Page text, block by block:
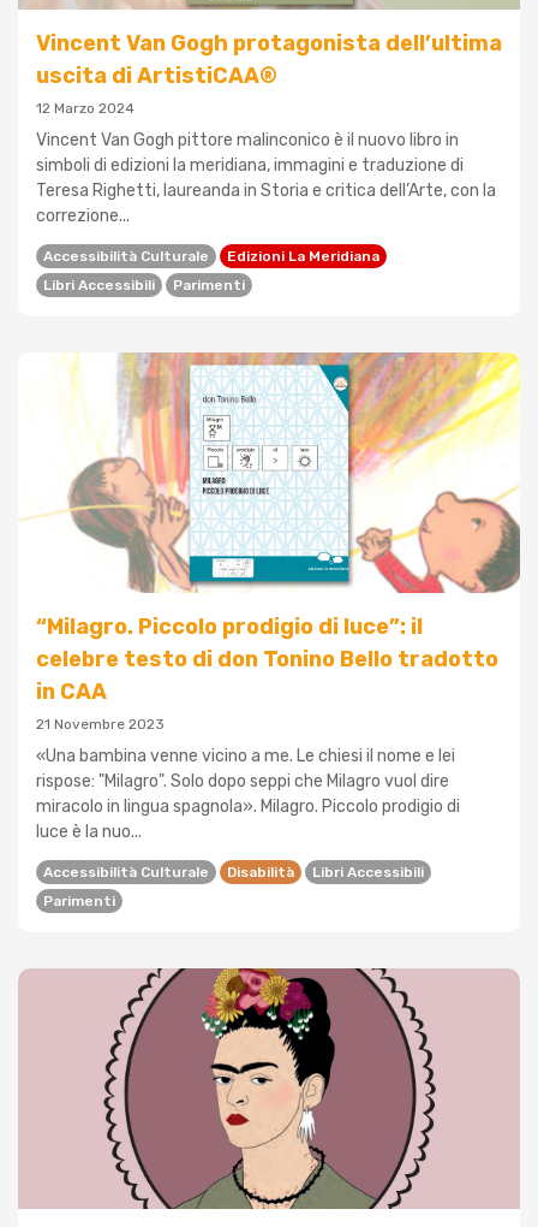
Vincent Van Gogh protagonista dell’ultima
uscita di ArtistiCAA®
12 Marzo 2024
Vincent Van Gogh pittore malinconico è il nuovo libro in
simboli di edizioni la meridiana, immagini e traduzione di
Teresa Righetti, laureanda in Storia e critica dell’Arte, con la
correzione...
Accessibilità Culturale
Edizioni La Meridiana
Libri Accessibili
Parimenti
“Milagro. Piccolo prodigio di luce”: il
celebre testo di don Tonino Bello tradotto
in CAA
21 Novembre 2023
«Una bambina venne vicino a me. Le chiesi il nome e lei
rispose: "Milagro". Solo dopo seppi che Milagro vuol dire
miracolo in lingua spagnola». Milagro. Piccolo prodigio di
luce è la nuo...
Accessibilità Culturale Disabilità
Libri Accessibili
Parimenti